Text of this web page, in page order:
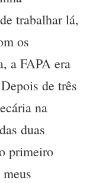
trabalhar lá,
os
a FAPA era
de três
na
duas
primeiro